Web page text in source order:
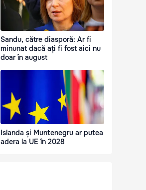
Sandu, către diasporă: Ar fi
minunat dacă ați fi fost aici nu
doar în august
Islanda și Muntenegru ar putea
adera la UE în 2028